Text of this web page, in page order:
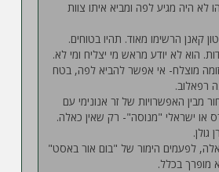
לא היה מגיע לפה ומביא איתו צוות
קאנן הרשימו מאוד. תהיו בטוחים.
הוא לא יודע מראש מי יצליח ומי לא.
מוצלח- אי אפשר להביא לפה, בטח
רפאלוב.
מבין האפשרויות של זר אנונימי עם
או ישראלי "מנוסה"- רק שאין כאלה.
גולן.
לפעמים הימור של "בום אור באסט"
מופרך בכלל.